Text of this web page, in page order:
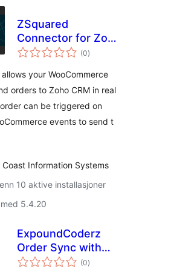
ZSquared
Connector for Zoho
CRM
(0totale
vurderinger
)
your WooCommerce
orders to Zoho CRM in real
can be triggered on
events to send t
Coast Information Systems
10 aktive installasjoner
5.4.20
ExpoundCoderz
Order Sync with
Zoho for
(0totale
vurderinger
)